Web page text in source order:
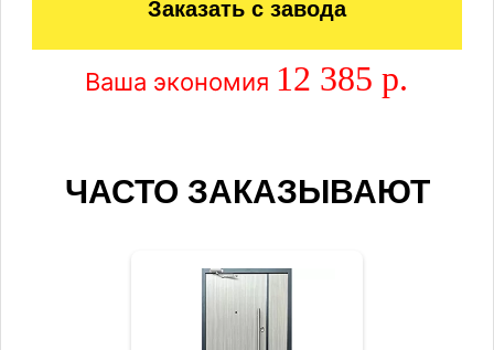
Заказать с завода
Ваша экономия 12 385 р.
ЧАСТО ЗАКАЗЫВАЮТ